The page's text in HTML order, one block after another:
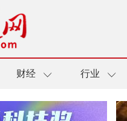
财经 行业